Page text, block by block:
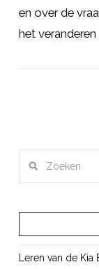
en over de
het veranderen
Leren van de Kia